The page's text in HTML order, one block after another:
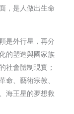
，是人做出生命
是外行星，再分
的塑造與國家族
社會體制現實；
命、藝術宗教、
海王星的夢想救